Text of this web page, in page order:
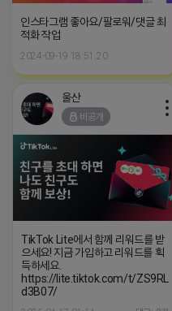
인스타그램 좋아요/팔로워/댓글 최
적화 작업
2024-09-19 18:51:20
울산
비공개
TikTok Lite에서 함께 리워드를 받
으세요! 지금 가입하고 리워드를 획
득하세요.
https://lite.tiktok.com/t/
d3B07/